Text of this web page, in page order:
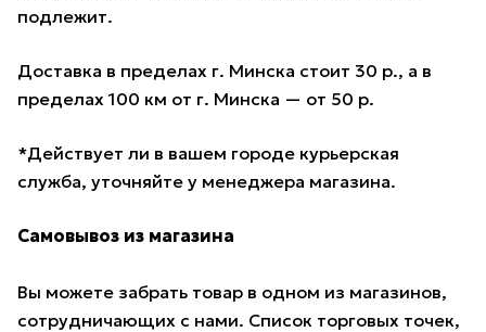
подлежит.
Доставка в пределах г. Минска стоит 30 р., а в
пределах 100 км от г. Минска — от 50 р.
*Действует ли в вашем городе курьерская
служба, уточняйте у менеджера магазина.
Самовывоз из магазина
Вы можете забрать товар в одном из магазинов,
сотрудничающих с нами. Список торговых точек,